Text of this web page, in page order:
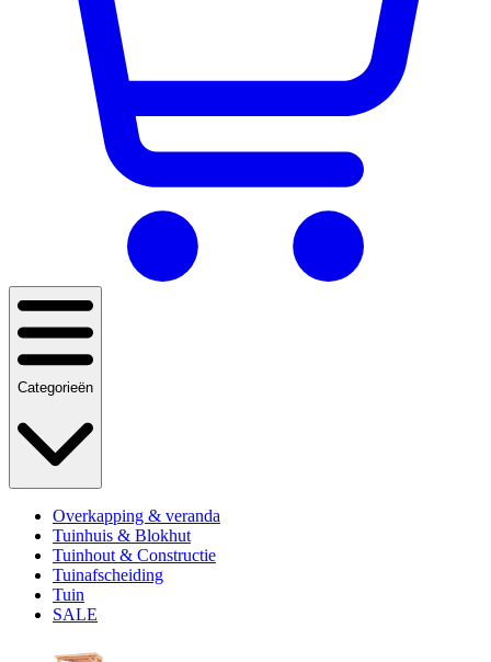
Categorieën
Overkapping & veranda
Tuinhuis & Blokhut
Tuinhout & Constructie
Tuinafscheiding
Tuin
SALE